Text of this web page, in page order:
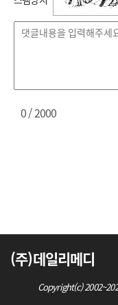
0/ 2000
(주)데일리메디
Copyright(c)